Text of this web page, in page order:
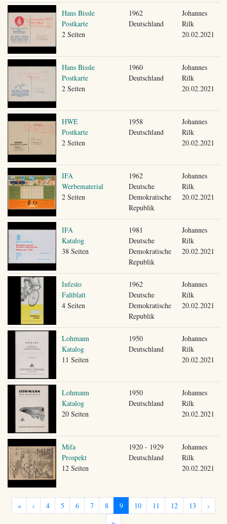
Hans Bissle
Postkarte
2 Seiten
1962
Deutschland
Johannes
Rilk
20.02.2021
Hans Bissle
Postkarte
2 Seiten
1960
Deutschland
Johannes
Rilk
20.02.2021
HWE
Postkarte
2 Seiten
1958
Deutschland
Johannes
Rilk
20.02.2021
IFA
Werbematerial
2 Seiten
1962
Deutsche
Demokratische
Republik
Johannes
Rilk
20.02.2021
IFA
Katalog
38 Seiten
1981
Deutsche
Demokratische
Republik
Johannes
Rilk
20.02.2021
Infesto
Faltblatt
4 Seiten
1962
Deutsche
Demokratische
Republik
Johannes
Rilk
20.02.2021
Lohmann
Katalog
11 Seiten
1950
Deutschland
Johannes
Rilk
20.02.2021
Lohmann
Katalog
20 Seiten
1950
Deutschland
Johannes
Rilk
20.02.2021
Mifa
Prospekt
12 Seiten
1920 - 1929
Deutschland
Johannes
Rilk
20.02.2021
« ‹ 4 5 6 7 8 9 10 11 12 13
›
»